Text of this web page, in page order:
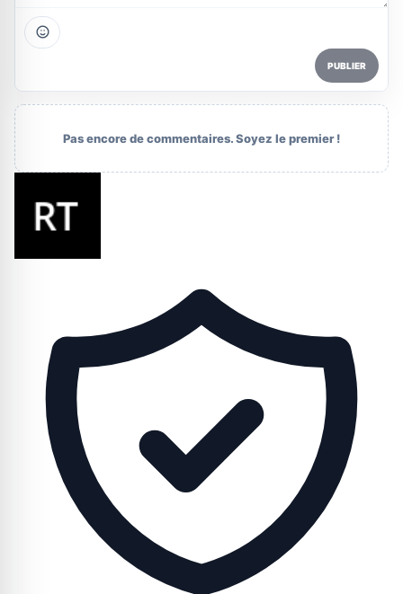
PUBLIER
Pas encore de commentaires. Soyez le premier !